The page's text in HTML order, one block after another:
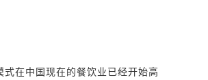
在中国现在的餐饮业已经开始高